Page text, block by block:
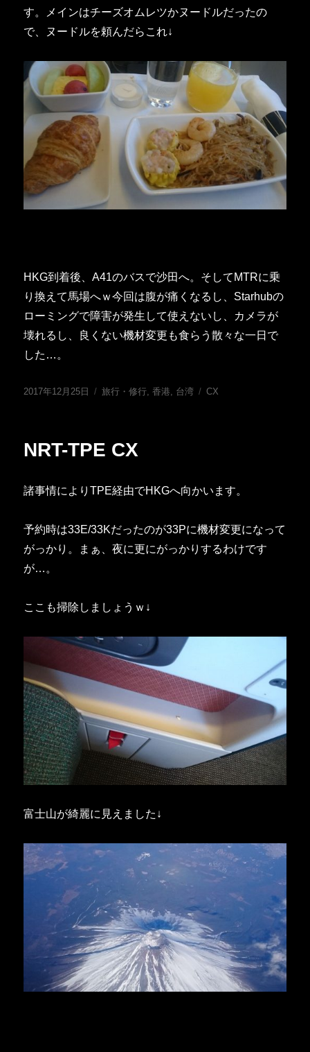
す。メインはチーズオムレツかヌードルだったの
で、ヌードルを頼んだらこれ↓
HKG到着後、A41のバスで沙田へ。そしてMTRに乗
り換えて馬場へｗ今回は腹が痛くなるし、Starhubの
ローミングで障害が発生して使えないし、カメラが
壊れるし、良くない機材変更も食らう散々な一日で
した…。
投
2017年12月25日
カ
ー
旅行・修行,香港, 台湾
タ
CX
NRT-TPE CX
諸事情によりTPE経由でHKGへ向かいます。
予約時は33E/33Kだったのが33Pに機材変更になって
がっかり。まぁ、夜に更にがっかりするわけです
が…。
ここも掃除しましょうｗ↓
富士山が綺麗に見えました↓